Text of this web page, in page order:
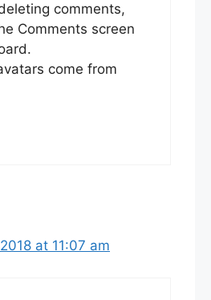
comments,
Comments screen
come from
at 11:07 am